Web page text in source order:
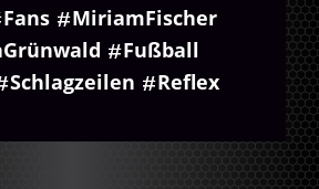
Fans
MiriamFischer
Fußball
Schlagzeilen Reflex